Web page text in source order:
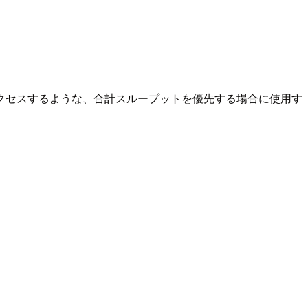
スするような、合計スループットを優先する場合に使用す